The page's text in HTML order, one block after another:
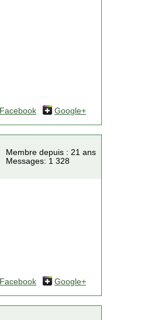
Facebook Google+
Membre depuis : 21 ans
Messages: 1 328
Facebook Google+